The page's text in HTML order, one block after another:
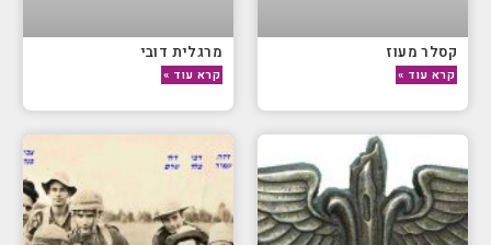
קסלר מעוז
קרא עוד »
מרגלית דובי
קרא עוד »